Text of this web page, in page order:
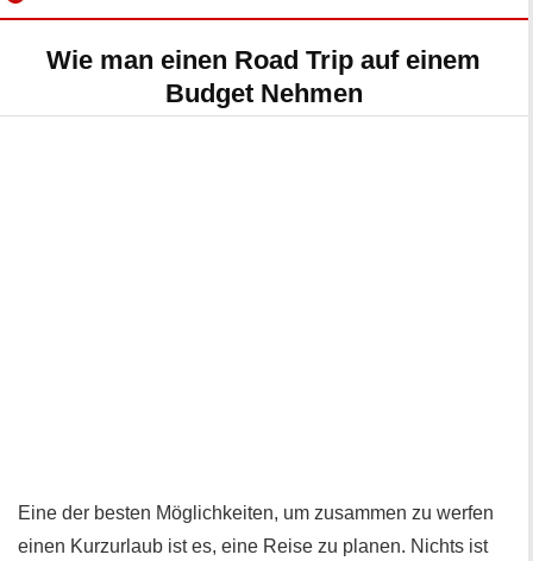
Wie man einen Road Trip auf einem
Budget Nehmen
Eine der besten Möglichkeiten, um zusammen zu werfen
einen Kurzurlaub ist es, eine Reise zu planen. Nichts ist